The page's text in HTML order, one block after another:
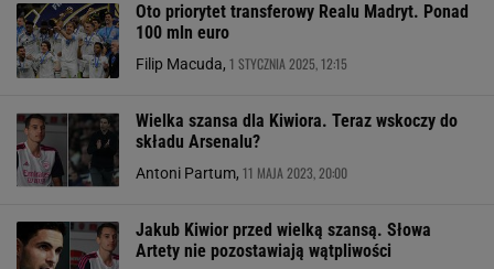
Oto priorytet transferowy Realu Madryt. Ponad
100 mln euro
Filip Macuda, 1 STYCZNIA 2025, 12:15
Wielka szansa dla Kiwiora. Teraz wskoczy do
składu Arsenalu?
Antoni Partum, 11 MAJA 2023, 20:00
Jakub Kiwior przed wielką szansą. Słowa
Artety nie pozostawiają wątpliwości